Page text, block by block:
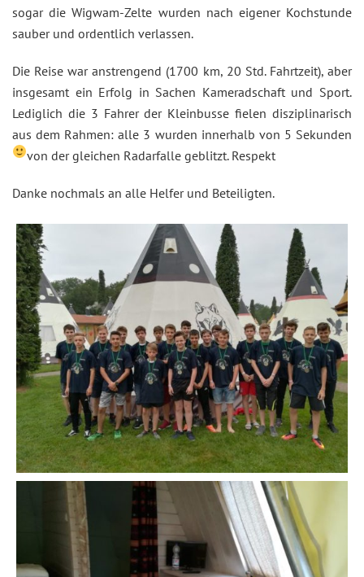
sogar die Wigwam-Zelte wurden nach eigener Kochstunde
sauber und ordentlich verlassen.
Die Reise war anstrengend (1700 km, 20 Std. Fahrtzeit), aber
insgesamt ein Erfolg in Sachen Kameradschaft und Sport.
Lediglich die 3 Fahrer der Kleinbusse fielen disziplinarisch
aus dem Rahmen: alle 3 wurden innerhalb von 5 Sekunden
von der gleichen Radarfalle geblitzt. Respekt
Danke nochmals an alle Helfer und Beteiligten.